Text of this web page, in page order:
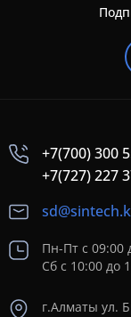
+7(700) 300
+7(727) 227
Пн-Пт с 09:00
Сб с 10:00 до
г.Алматы ул.